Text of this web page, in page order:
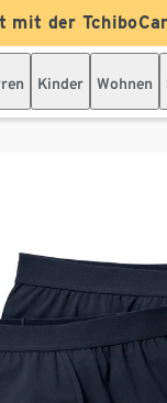
mit der
Kinder Wohnen